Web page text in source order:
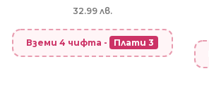
32.99 лв.
Вземи 4 чифта - Плати 3